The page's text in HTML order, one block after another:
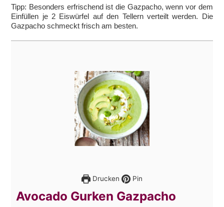
Tipp: Besonders erfrischend ist die Gazpacho, wenn vor dem
Einfüllen je 2 Eiswürfel auf den Tellern verteilt werden. Die
Gazpacho schmeckt frisch am besten.
Drucken Pin
Avocado Gurken Gazpacho